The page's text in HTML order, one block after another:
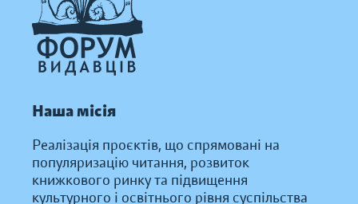
Наша місія
Реалізація проєктів, що спрямовані на
популяризацію читання, розвиток
книжкового ринку та підвищення
культурного і освітнього рівня суспільства